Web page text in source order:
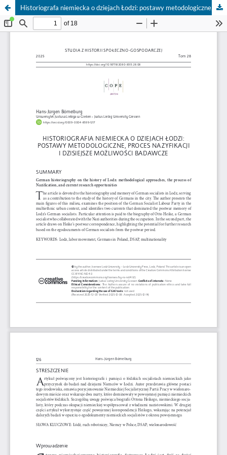
Historiografa niemiecka o dziejach Łodzi: postawy metodologiczne, proces nazyfkacji i dzisiejsze możliwości badawcze